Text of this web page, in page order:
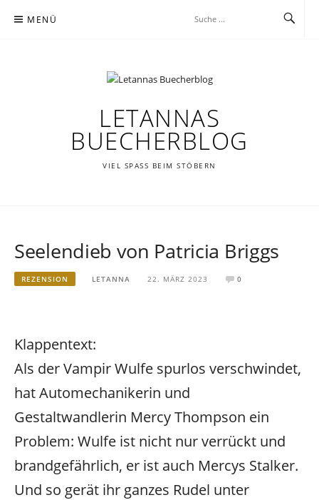
Inhalt MENÜ
LETANNAS
BUECHERBLOG
VIEL SPASS BEIM STÖBERN
Seelendieb von Patricia Briggs
REZENSION LETANNA 22. MÄRZ 2023 0
Klappentext:
Als der Vampir Wulfe spurlos verschwindet,
hat Automechanikerin und
Gestaltwandlerin Mercy Thompson ein
Problem: Wulfe ist nicht nur verrückt und
brandgefährlich, er ist auch Mercys Stalker.
Und so gerät ihr ganzes Rudel unter